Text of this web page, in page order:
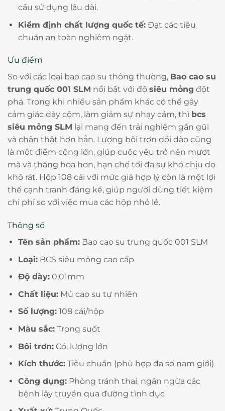
cầu sử dụng lâu dài.
Kiểm định chất lượng quốc tế:Đạt các tiêu
chuẩn an toàn nghiêm ngặt.
Ưu điểm
So với các loại bao cao su thông thường, Bao cao su
trung quốc 001 SLM nổi bật với độ siêu mỏng đột
phá. Trong khi nhiều sản phẩm khác có thể gây
cảm giác dày cộm, làm giảm sự nhạy cảm, thì bcs
siêu mỏng SLM lại mang đến trải nghiệm gần gũi
và chân thật hơn hẳn. Lượng bôi trơn dồi dào cũng
là một điểm cộng lớn, giúp cuộc yêu trở nên mượt
mà và thăng hoa hơn, hạn chế tối đa sự khó chịu do
khô rát. Hộp 108 cái với mức giá hợp lý còn là một lợi
thế cạnh tranh đáng kể, giúp người dùng tiết kiệm
chi phí so với việc mua các hộp nhỏ lẻ.
Thông số
Tên sản phẩm:Bao cao su trung quốc 001 SLM
Loại:BCS siêu mỏng cao cấp
Độ dày:0.01mm
Chất liệu:Mủ cao su tự nhiên
Số lượng:108 cái/hộp
Màu sắc:Trong suốt
Bôi trơn:Có, lượng lớn
Kích thước:Tiêu chuẩn (phù hợp đa số nam giới)
Công dụng:Phòng tránh thai, ngăn ngừa các
bệnh lây truyền qua đường tình dục